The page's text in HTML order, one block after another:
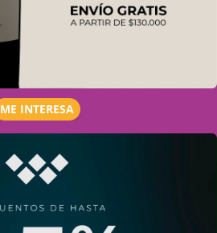
ME INTERESA